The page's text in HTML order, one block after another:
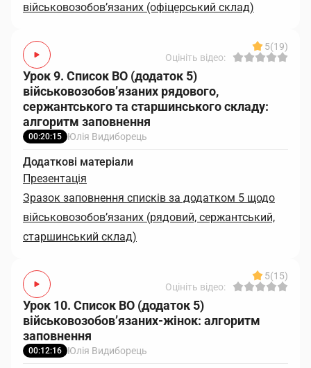
військовозобов’язаних (офіцерський склад)
5(19)
Оцініть відео:
Урок 9. Список ВО (додаток 5)
військовозобов’язаних рядового,
сержантського та старшинського складу:
алгоритм заповнення
00:20:15 Юлія Видиборець
Додаткові матеріали
Презентація
Зразок заповнення списків за додатком 5 щодо
військовозобов’язаних (рядовий, сержантський,
старшинський склад)
5(15)
Оцініть відео:
Урок 10. Список ВО (додаток 5)
військовозобов’язаних-жінок: алгоритм
заповнення
00:12:16 Юлія Видиборець